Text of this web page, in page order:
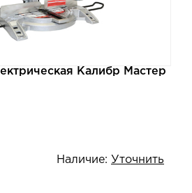
Калибр Мастер
Наличие: Уточнить